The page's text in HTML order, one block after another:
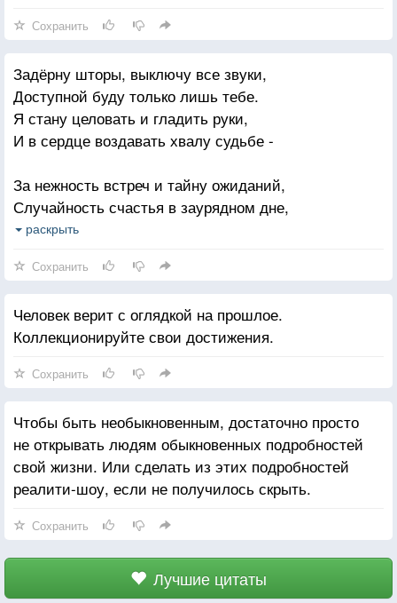
Сохранить
Задёрну шторы, выключу все звуки,
Доступной буду только лишь тебе.
Я стану целовать и гладить руки,
И в сердце воздавать хвалу судьбе -
За нежность встреч и тайну ожиданий,
Случайность счастья в заурядном дне,
За упоительную ласковость лобзаний,
Фитиль свечи горит и коротеет,
Лишь небо бесконечно высоко.
Задёрну шторы я, и пусть свеча белеет,
Ни музыка, ни ласковое море,
Ни заповедник ароматных роз,
Ни праздник, ни вино не смогут спорить
С мерцаньем завитков твоих волос.
И речь тиха, слова - как поцелуи.
Душа дрожит, как бабочки крыло.
И даже в церкви пенье "Аллилуйя!"
Затмить бы счастье встречи не могло.
раскрыть
Сохранить
Человек верит с оглядкой на прошлое.
Коллекционируйте свои достижения.
Сохранить
Чтобы быть необыкновенным, достаточно просто
не открывать людям обыкновенных подробностей
свой жизни. Или сделать из этих подробностей
реалити-шоу, если не получилось скрыть.
Сохранить
Лучшие цитаты